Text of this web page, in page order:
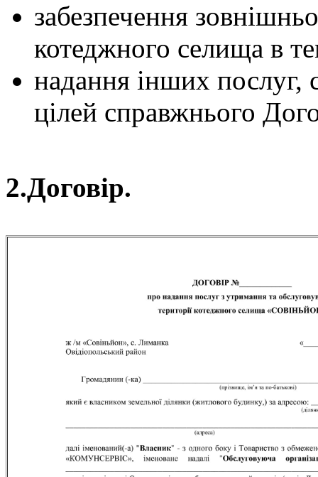
забезпечення
котеджного селища в
надання інших послуг,
цілей справжнього
2.Договір.